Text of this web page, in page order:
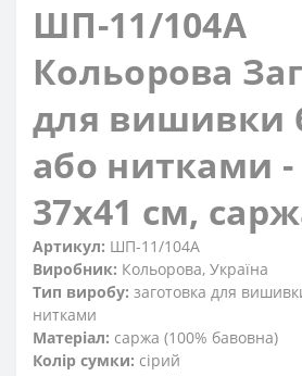
ШП-11/104А
Кольорова
для вишивки
або нитками
37x41 см,
Артикул: ШП-11/104А
Виробник: Кольорова, Україна
Тип виробу: заготовка для
нитками
Матеріал: саржа (100% бавовна)
Колір сумки: сірий